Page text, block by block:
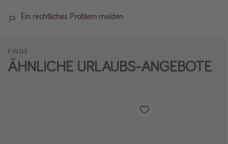
Ein rechtliches Problem melden
FINDE
ÄHNLICHE URLAUBS-ANGEBOTE